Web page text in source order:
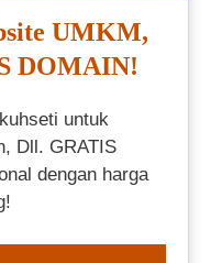
UMKM,
DOMAIN!
untuk
Dll. GRATIS
dengan harga